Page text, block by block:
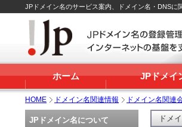
JPドメイン名のサービス案内、ドメイン名・DNSに
ホーム JPドメイ
HOME ドメイン名関連情報 ドメイン名関連
ドメ
JPドメイン名について